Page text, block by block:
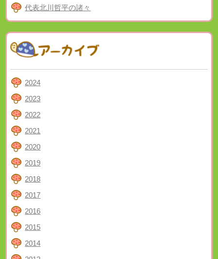
代表北川哲平の諸々
2024
2023
2022
2021
2020
2019
2018
2017
2016
2015
2014